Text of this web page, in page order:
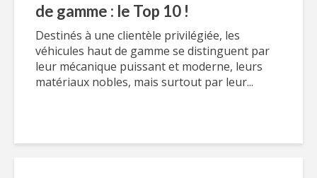
de gamme : le Top 10 !
Destinés à une clientèle privilégiée, les
véhicules haut de gamme se distinguent par
leur mécanique puissant et moderne, leurs
matériaux nobles, mais surtout par leur...